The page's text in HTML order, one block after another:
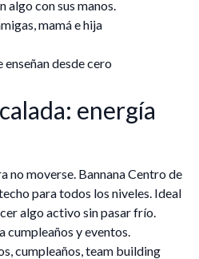
algo con sus manos.
mamá e hija
desde cero
energía
no moverse. Bannana Centro de
para todos los niveles. Ideal
algo activo sin pasar frío.
cumpleaños y eventos.
cumpleaños, team building